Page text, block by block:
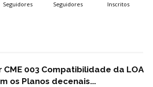
Seguidores Seguidores Inscritos
CME 003 Compatibilidade da LOA
os Planos decenais...